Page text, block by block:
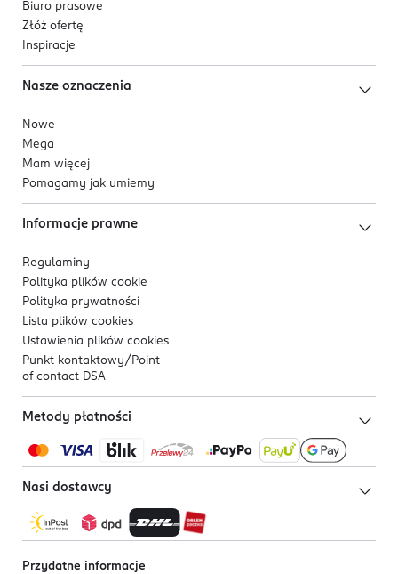
Biuro prasowe
Złóż ofertę
Inspiracje
Nasze oznaczenia
Nowe
Mega
Mam więcej
Pomagamy jak umiemy
Informacje prawne
Regulaminy
Polityka plików cookie
Polityka prywatności
Lista plików cookies
Ustawienia plików cookies
Punkt kontaktowy/ Point
of contact DSA
Metody płatności
Nasi dostawcy
Przydatne informacje